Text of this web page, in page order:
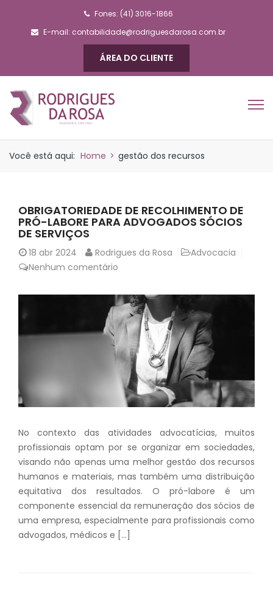
Fones: (41) 3016-1866
E-mail: contabilidade@rodriguesdarosa.com.br
ÁREA DO CLIENTE
Você está aqui: Home > gestão dos recursos
OBRIGATORIEDADE DE RECOLHIMENTO DE
PRÓ-LABORE PARA ADVOGADOS SÓCIOS
DE SERVIÇOS
18 abr 2024 Rodrigues da Rosa
Advocacia
Nenhum comentário
No contexto das atividades advocatícias, muitos
profissionais optam por se organizar em sociedades,
visando não apenas uma melhor gestão dos recursos
humanos e materiais, mas também uma distribuição
equitativa dos resultados. O pró-labore é um
componente essencial da remuneração dos sócios de
uma empresa, especialmente para profissionais como
advogados, médicos e […]